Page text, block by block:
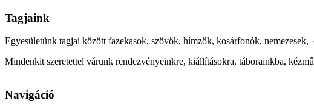
Tagjaink
Egyesületünk tagjai között fazekasok, szövők, hímzők, kosárfonók,
Mindenkit szeretettel várunk rendezvényeinkre, kiállításokra, táborainkba,
Navigáció